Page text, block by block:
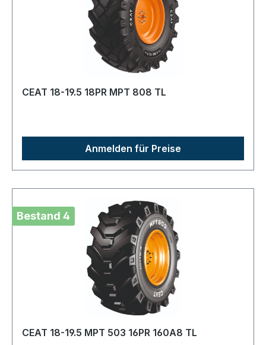
CEAT 18-19.5 18PR MPT 808 TL
Anmelden für Preise
Bestand 4
CEAT 18-19.5 MPT 503 16PR 160A8 TL